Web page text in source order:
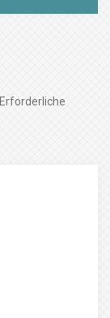
Erforderliche